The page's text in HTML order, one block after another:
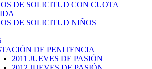
DE SOLICITUD CON CUOTA
DE SOLICITUD NIÑOS
DE PENITENCIA
2011 JUEVES DE PASIÓN
2012 JUEVES DE PASIÓN